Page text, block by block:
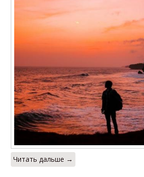
Читать дальше →